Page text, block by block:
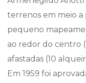
terrenos em meio a
pequeno
ao redor do centro
afastadas (10
Em 1959 foi